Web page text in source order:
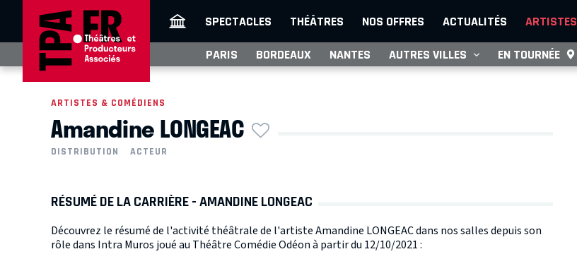
SPECTACLES THÉÂTRES NOS OFFRES ACTUALITÉS ARTISTES
PARIS BORDEAUX NANTES AUTRES VILLES EN TOURNÉE
ARTISTES & COMÉDIENS
Amandine LONGEAC
DISTRIBUTION ACTEUR
RÉSUMÉ DE LA CARRIÈRE - AMANDINE LONGEAC
Découvrez le résumé de l'activité théâtrale de l'artiste Amandine LONGEAC dans nos salles depuis son
rôle dans Intra Muros joué au Théâtre Comédie Odéon à partir du 12/10/2021 :